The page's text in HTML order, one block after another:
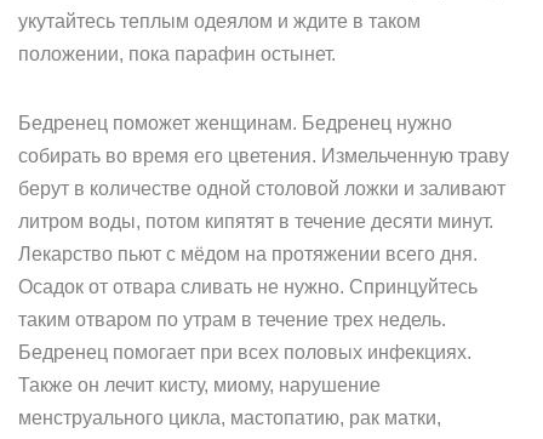
укутайтесь теплым одеялом и ждите в таком
положении, пока парафин остынет.
Бедренец поможет женщинам. Бедренец нужно
собирать во время его цветения. Измельченную траву
берут в количестве одной столовой ложки и заливают
литром воды, потом кипятят в течение десяти минут.
Лекарство пьют с мёдом на протяжении всего дня.
Осадок от отвара сливать не нужно. Спринцуйтесь
таким отваром по утрам в течение трех недель.
Бедренец помогает при всех половых инфекциях.
Также он лечит кисту, миому, нарушение
менструального цикла, мастопатию, рак матки,